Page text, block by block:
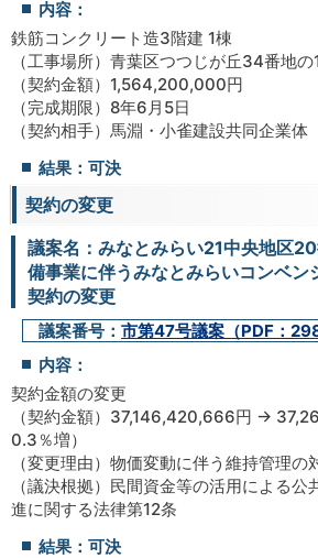
内容：
鉄筋コンクリート造3階建 1棟
（工事場所）青葉区つつじが丘34番地の
（契約金額）1,564,200,000円
（完成期限）8年6月5日
（契約相手）馬淵・小雀建設共同企業体
結果：可決
契約の変更
議案名：みなとみらい21中央地区
備事業に伴うみなとみらいコンベン
契約の変更
議案番号： 市第47号議案（PDF：
内容：
契約金額の変更
（契約金額）37,146,420,666円 →
0.3％増）
（変更理由）物価変動に伴う維持管理の
（議決根拠）民間資金等の活用による
進に関する法律第12条
結果：可決